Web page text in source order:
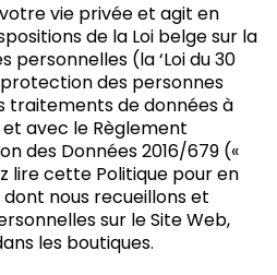
vie privée et agit en
de la Loi belge sur la
(la ‘Loi du 30
des personnes
traitements de données à
avec le Règlement
des Données 2016/679 («
lire cette Politique pour en
nous recueillons et
sur le Site Web,
les boutiques.